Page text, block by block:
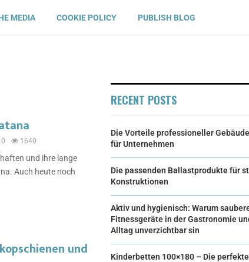
MEDIA COOKIE POLICY PUBLISH BLOG
0 1640
und ihre lange
Auch heute noch
und
RECENT POSTS
Die Vorteile professioneller
für Unternehmen
Die passenden Ballastprodukte für
Konstruktionen
Aktiv und hygienisch: Warum
Fitnessgeräte in der Gastronomie
Alltag unverzichtbar sin
Kinderbetten 100×180 – Die